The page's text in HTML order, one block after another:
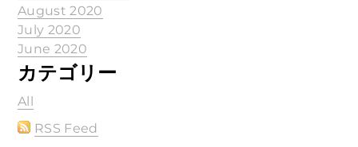
August 2020
July 2020
June 2020
カテゴリー
All
RSS Feed